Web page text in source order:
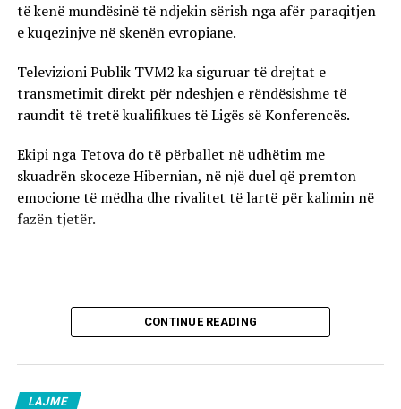
të kenë mundësinë të ndjekin sërish nga afër paraqitjen
e kuqezinjve në skenën evropiane.
Televizioni Publik TVM2 ka siguruar të drejtat e
transmetimit direkt për ndeshjen e rëndësishme të
raundit të tretë kualifikues të Ligës së Konferencës.
Ekipi nga Tetova do të përballet në udhëtim me
skuadrën skoceze Hibernian, në një duel që premton
emocione të mëdha dhe rivalitet të lartë për kalimin në
fazën tjetër.
CONTINUE READING
LAJME